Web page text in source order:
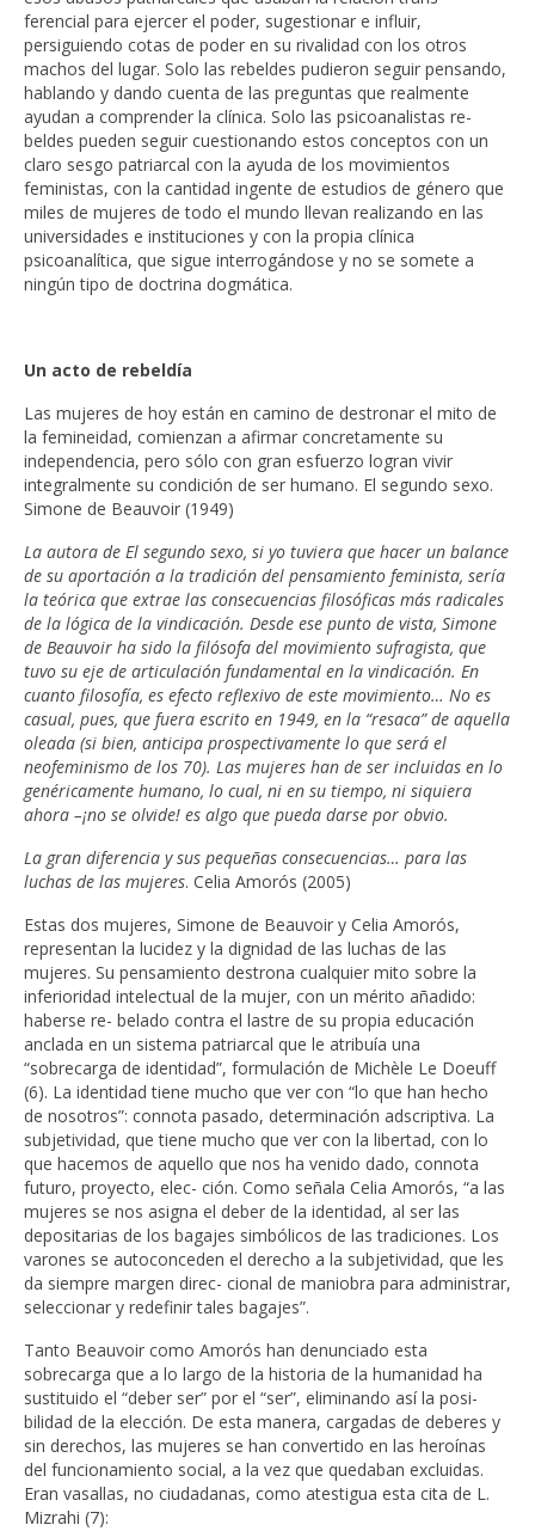
ferencial para ejercer el poder, sugestionar e influir,
persiguiendo cotas de poder en su rivalidad con los otros
machos del lugar. Solo las rebeldes pudieron seguir pensando,
hablando y dando cuenta de las preguntas que realmente
ayudan a comprender la clínica. Solo las psicoanalistas re-
beldes pueden seguir cuestionando estos conceptos con un
claro sesgo patriarcal con la ayuda de los movimientos
feministas, con la cantidad ingente de estudios de género que
miles de mujeres de todo el mundo llevan realizando en las
universidades e instituciones y con la propia clínica
psicoanalítica, que sigue interrogándose y no se somete a
ningún tipo de doctrina dogmática.
Un acto de rebeldía
Las mujeres de hoy están en camino de destronar el mito de
la femineidad, comienzan a afirmar concretamente su
independencia, pero sólo con gran esfuerzo logran vivir
integralmente su condición de ser humano. El segundo sexo.
Simone de Beauvoir (1949)
La autora de El segundo sexo, si yo tuviera que hacer un balance
de su aportación a la tradición del pensamiento feminista, sería
la teórica que extrae las consecuencias filosóficas más radicales
de la lógica de la vindicación. Desde ese punto de vista, Simone
de Beauvoir ha sido la filósofa del movimiento sufragista, que
tuvo su eje de articulación fundamental en la vindicación. En
cuanto filosofía, es efecto reflexivo de este movimiento… No es
casual, pues, que fuera escrito en 1949, en la “resaca” de aquella
oleada (si bien, anticipa prospectivamente lo que será el
neofeminismo de los 70). Las mujeres han de ser incluidas en lo
genéricamente humano, lo cual, ni en su tiempo, ni siquiera
ahora –¡no se olvide! es algo que pueda darse por obvio.
La gran diferencia y sus pequeñas consecuencias… para las
luchas de las mujeres. Celia Amorós (2005)
Estas dos mujeres, Simone de Beauvoir y Celia Amorós,
representan la lucidez y la dignidad de las luchas de las
mujeres. Su pensamiento destrona cualquier mito sobre la
inferioridad intelectual de la mujer, con un mérito añadido:
haberse re- belado contra el lastre de su propia educación
anclada en un sistema patriarcal que le atribuía una
“sobrecarga de identidad”, formulación de Michèle Le Doeuff
(6). La identidad tiene mucho que ver con “lo que han hecho
de nosotros”: connota pasado, determinación adscriptiva. La
subjetividad, que tiene mucho que ver con la libertad, con lo
que hacemos de aquello que nos ha venido dado, connota
futuro, proyecto, elec- ción. Como señala Celia Amorós, “a las
mujeres se nos asigna el deber de la identidad, al ser las
depositarias de los bagajes simbólicos de las tradiciones. Los
varones se autoconceden el derecho a la subjetividad, que les
da siempre margen direc- cional de maniobra para administrar,
seleccionar y redefinir tales bagajes”.
Tanto Beauvoir como Amorós han denunciado esta
sobrecarga que a lo largo de la historia de la humanidad ha
sustituido el “deber ser” por el “ser”, eliminando así la posi-
bilidad de la elección. De esta manera, cargadas de deberes y
sin derechos, las mujeres se han convertido en las heroínas
del funcionamiento social, a la vez que quedaban excluidas.
Eran vasallas, no ciudadanas, como atestigua esta cita de L.
Mizrahi (7):